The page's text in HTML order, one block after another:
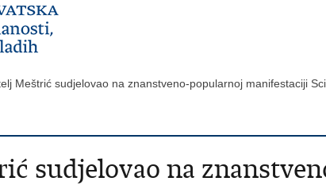
Meštrić sudjelovao na znanstveno-popularnoj manifestaciji
sudjelovao na